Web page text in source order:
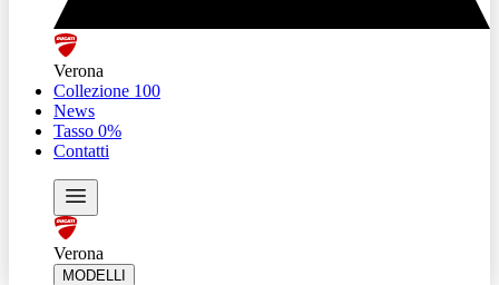
Verona
Collezione 100
News
Tasso 0%
Contatti
Verona
MODELLI